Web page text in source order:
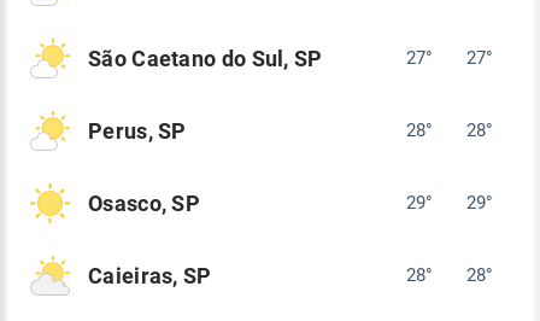
São Caetano do Sul, SP 27° 27°
Perus, SP 28° 28°
Osasco, SP 29° 29°
Caieiras, SP 28° 28°